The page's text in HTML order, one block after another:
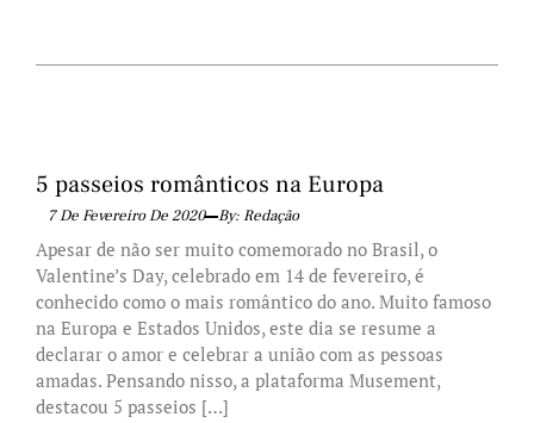
5 passeios românticos na Europa
7 De Fevereiro De 2020 By: Redação
Apesar de não ser muito comemorado no Brasil, o
Valentine’s Day, celebrado em 14 de fevereiro, é
conhecido como o mais romântico do ano. Muito famoso
na Europa e Estados Unidos, este dia se resume a
declarar o amor e celebrar a união com as pessoas
amadas. Pensando nisso, a plataforma Musement,
destacou 5 passeios […]